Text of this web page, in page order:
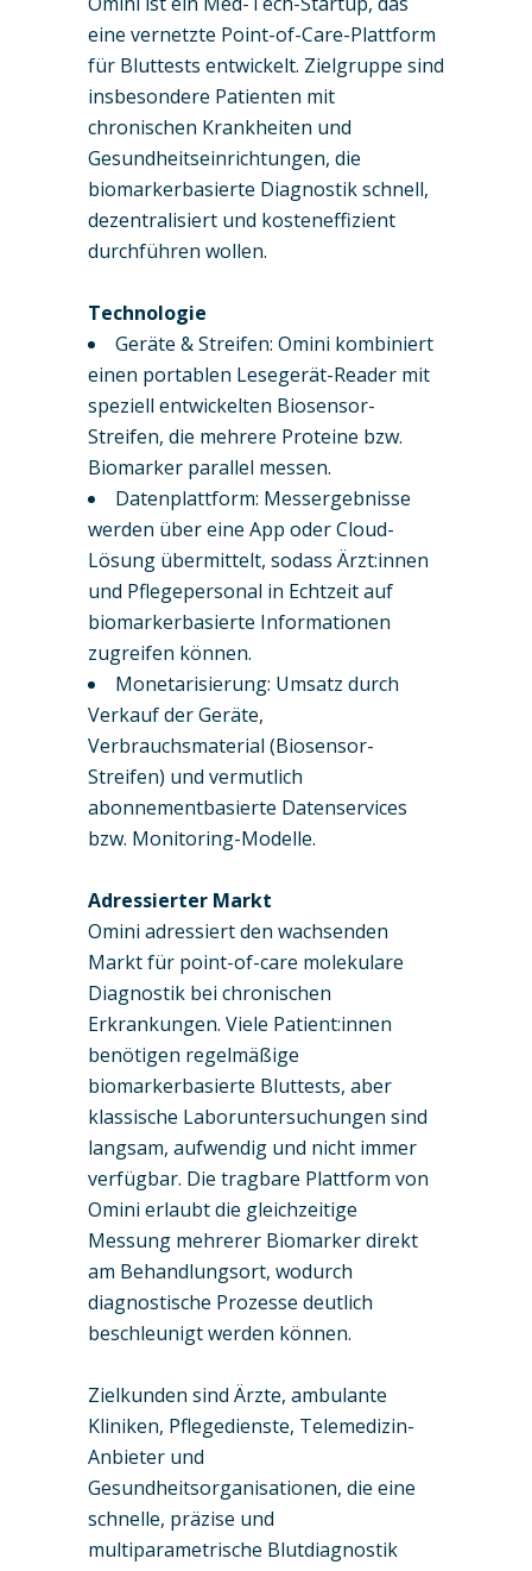
eine vernetzte Point-of-Care-Plattform
für Bluttests entwickelt. Zielgruppe sind
insbesondere Patienten mit
chronischen Krankheiten und
Gesundheitseinrichtungen, die
biomarkerbasierte Diagnostik schnell,
dezentralisiert und kosteneffizient
durchführen wollen.
Technologie
Geräte & Streifen: Omini kombiniert
einen portablen Lesegerät-Reader mit
speziell entwickelten Biosensor-
Streifen, die mehrere Proteine bzw.
Biomarker parallel messen.
Datenplattform: Messergebnisse
werden über eine App oder Cloud-
Lösung übermittelt, sodass Ärzt:innen
und Pflegepersonal in Echtzeit auf
biomarkerbasierte Informationen
zugreifen können.
Monetarisierung: Umsatz durch
Verkauf der Geräte,
Verbrauchsmaterial (Biosensor-
Streifen) und vermutlich
abonnementbasierte Datenservices
bzw. Monitoring-Modelle.
Adressierter Markt
Omini adressiert den wachsenden
Markt für point-of-care molekulare
Diagnostik bei chronischen
Erkrankungen. Viele Patient:innen
benötigen regelmäßige
biomarkerbasierte Bluttests, aber
klassische Laboruntersuchungen sind
langsam, aufwendig und nicht immer
verfügbar. Die tragbare Plattform von
Omini erlaubt die gleichzeitige
Messung mehrerer Biomarker direkt
am Behandlungsort, wodurch
diagnostische Prozesse deutlich
beschleunigt werden können.
Zielkunden sind Ärzte, ambulante
Kliniken, Pflegedienste, Telemedizin-
Anbieter und
Gesundheitsorganisationen, die eine
schnelle, präzise und
multiparametrische Blutdiagnostik